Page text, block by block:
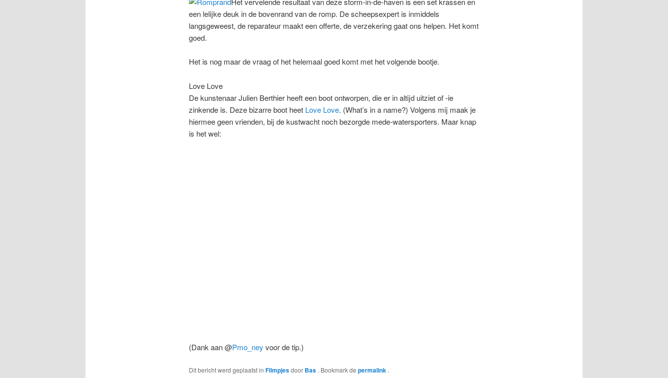
een lelijke deuk in de bovenrand van de romp. De scheepsexpert is inmiddels
langsgeweest, de reparateur maakt een offerte, de verzekering gaat ons helpen. Het komt
goed.
Het is nog maar de vraag of het helemaal goed komt met het volgende bootje.
Love Love
De kunstenaar Julien Berthier heeft een boot ontworpen, die er in altijd uitziet of -ie
zinkende is. Deze bizarre boot heet Love Love. (What’s in a name?) Volgens mij maak je
hiermee geen vrienden, bij de kustwacht noch bezorgde mede-watersporters. Maar knap
is het wel:
(Dank aan @Pmo_ney voor de tip.)
Dit bericht werd geplaatst in Filmpjesdoor Bas . Bookmark de permalink .